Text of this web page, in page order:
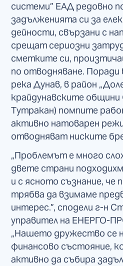
системи” ЕАД редовно
задълженията си за
дейности, свързани с
срещат сериозни
сметките си,
по отводняване. Поради
река Дунав, в район
крайдунавските общини
Тутракан) помпите
активно натоварен
отводняват ниските
„Проблемът е много
двете страни
и с ясното съзнание, че
трябва да взимаме
интерес.”, сподели г-н
управител на ЕНЕРГО-
„Нашето дружество се
финансово състояние,
активно да събира